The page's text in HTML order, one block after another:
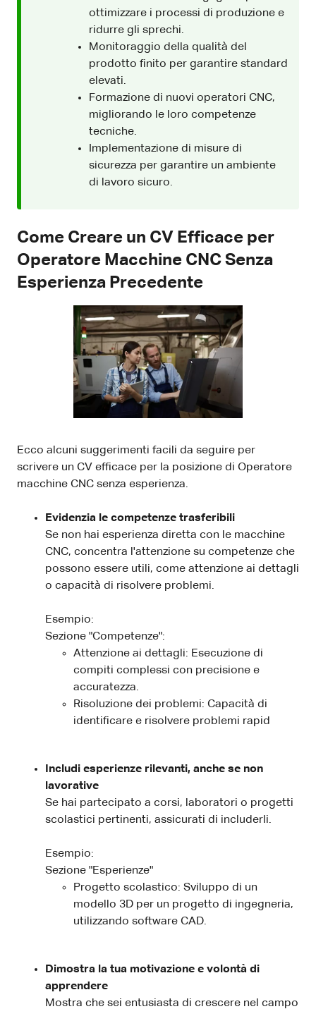
ottimizzare i processi di produzione e
ridurre gli sprechi.
Monitoraggio della qualità del
prodotto finito per garantire standard
elevati.
Formazione di nuovi operatori CNC,
migliorando le loro competenze
tecniche.
Implementazione di misure di
sicurezza per garantire un ambiente
di lavoro sicuro.
Come Creare un CV Efficace per
Operatore Macchine CNC Senza
Esperienza Precedente
Ecco alcuni suggerimenti facili da seguire per
scrivere un CV efficace per la posizione di Operatore
macchine CNC senza esperienza.
Evidenzia le competenze trasferibili
Se non hai esperienza diretta con le macchine
CNC, concentra l'attenzione su competenze che
possono essere utili, come attenzione ai dettagli
o capacità di risolvere problemi.
Esempio:
Sezione "Competenze":
Attenzione ai dettagli: Esecuzione di
compiti complessi con precisione e
accuratezza.
Risoluzione dei problemi: Capacità di
identificare e risolvere problemi rapid
Includi esperienze rilevanti, anche se non
lavorative
Se hai partecipato a corsi, laboratori o progetti
scolastici pertinenti, assicurati di includerli.
Esempio:
Sezione "Esperienze"
Progetto scolastico: Sviluppo di un
modello 3D per un progetto di ingegneria,
utilizzando software CAD.
Dimostra la tua motivazione e volontà di
apprendere
Mostra che sei entusiasta di crescere nel campo